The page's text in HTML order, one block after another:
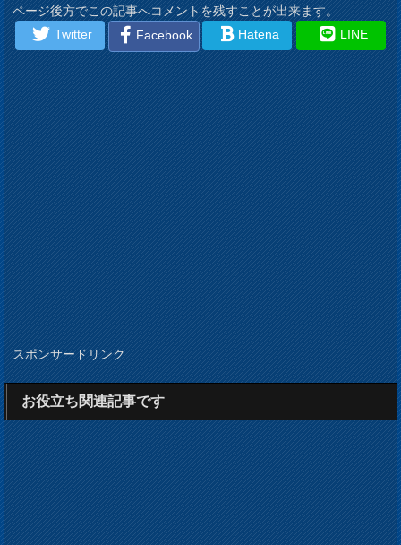
ページ後方でこの記事へコメントを残すことが出来ます。
Twitter
Facebook Hatena LINE
スポンサードリンク
お役立ち関連記事です